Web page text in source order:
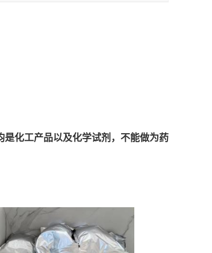
化工产品以及化学试剂，不能做为药